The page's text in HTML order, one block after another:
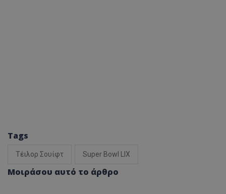
Tags
Τέιλορ Σουίφτ Super Bowl LIX
Μοιράσου αυτό το άρθρο